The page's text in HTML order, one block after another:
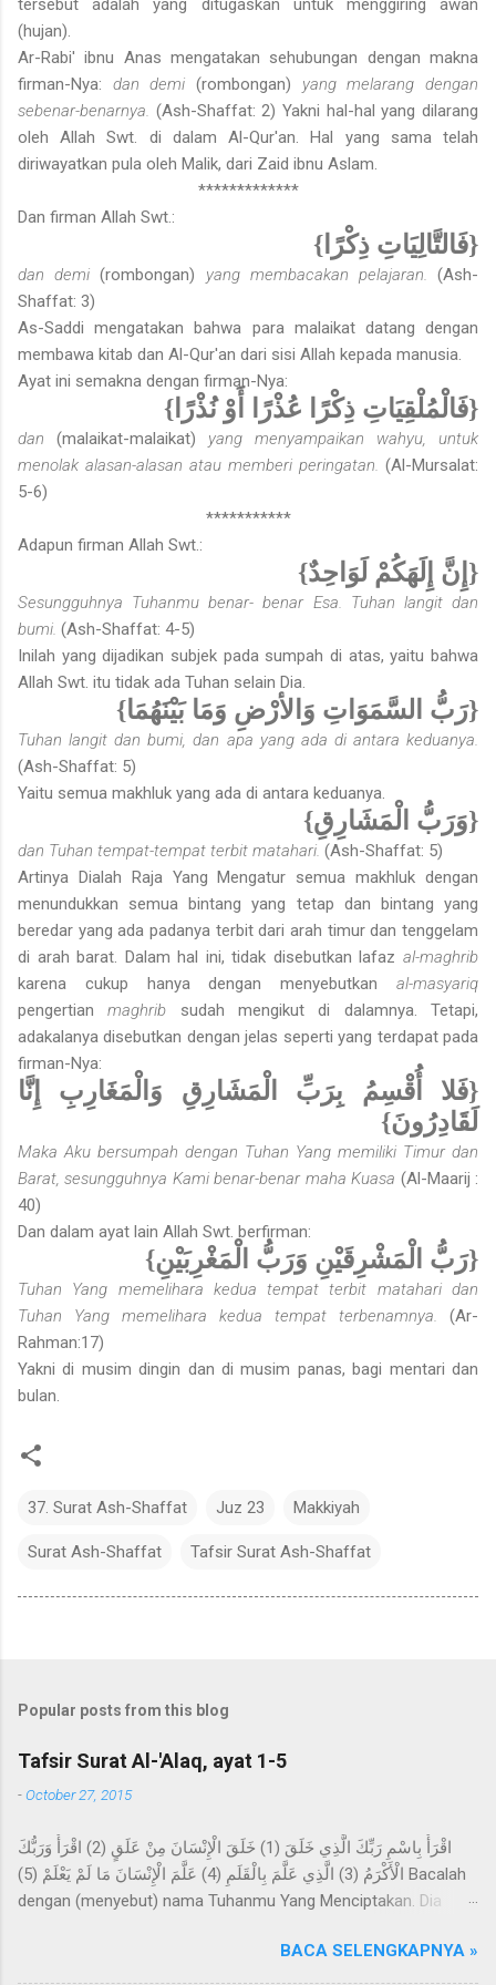
(hujan).
Ar-Rabi' ibnu Anas mengatakan sehubungan dengan makna
firman-Nya: dan demi(rombongan) yang melarang dengan
sebenar-benarnya. (Ash-Shaffat: 2) Yakni hal-hal yang dilarang
oleh Allah Swt. di dalam Al-Qur'an. Hal yang sama telah
diriwayatkan pula oleh Malik, dari Zaid ibnu Aslam.
*************
Dan firman Allah Swt.:
{فَالتَّالِيَاتِ ذِكْرًا}
dan demi(rombongan) yang membacakan pelajaran.(Ash-
Shaffat: 3)
As-Saddi mengatakan bahwa para malaikat datang dengan
membawa kitab dan Al-Qur'an dari sisi Allah kepada manusia.
Ayat ini semakna dengan firman-Nya:
{فَالْمُلْقِيَاتِ ذِكْرًا عُذْرًا أَوْ نُذْرًا}
dan (malaikat-malaikat) yang menyampaikan wahyu, untuk
menolak alasan-alasan atau memberi peringatan. (Al-Mursalat:
5-6)
***********
Adapun firman Allah Swt.:
{إِنَّ إِلَهَكُمْ لَوَاحِدٌ}
Sesungguhnya Tuhanmu benar- benar Esa. Tuhan langit dan
bumi. (Ash-Shaffat: 4-5)
Inilah yang dijadikan subjek pada sumpah di atas, yaitu bahwa
Allah Swt. itu tidak ada Tuhan selain Dia.
{رَبُّ السَّمَوَاتِ وَالأرْضِ وَمَا بَيْنَهُمَا}
Tuhan langit dan bumi, dan apa yang ada di antara keduanya.
(Ash-Shaffat: 5)
Yaitu semua makhluk yang ada di antara keduanya.
{وَرَبُّ الْمَشَارِقِ}
dan Tuhan tempat-tempat terbit matahari. (Ash-Shaffat: 5)
Artinya Dialah Raja Yang Mengatur semua makhluk dengan
menundukkan semua bintang yang tetap dan bintang yang
beredar yang ada padanya terbit dari arah timur dan tenggelam
di arah barat. Dalam hal ini, tidak disebutkan lafaz al-maghrib
karena cukup hanya dengan menyebutkan al-masyariq
pengertianmaghrib sudah mengikut di dalamnya. Tetapi,
adakalanya disebutkan dengan jelas seperti yang terdapat pada
firman-Nya:
{فَلا أُقْسِمُ بِرَبِّ الْمَشَارِقِ وَالْمَغَارِبِ إِنَّا
لَقَادِرُونَ}
Maka Aku bersumpah dengan Tuhan Yang memiliki Timur dan
Barat, sesungguhnya Kami benar-benar maha Kuasa (Al-Maarij :
40)
Dan dalam ayat lain Allah Swt. berfirman:
{رَبُّ الْمَشْرِقَيْنِ وَرَبُّ الْمَغْرِبَيْنِ}
Tuhan Yang memelihara kedua tempat terbit matahari dan
Tuhan Yang memelihara kedua tempat terbenamnya. (Ar-
Rahman:17)
Yakni di musim dingin dan di musim panas, bagi mentari dan
bulan.
37. Surat Ash-Shaffat Juz 23 Makkiyah
Surat Ash-Shaffat Tafsir Surat Ash-Shaffat
Popular posts from this blog
Tafsir Surat Al-'Alaq, ayat 1-5
-October 27, 2015
اقْرَأْ بِاسْمِ رَبِّكَ الَّذِي خَلَقَ (1) خَلَقَ الْإِنْسَانَ مِنْ عَلَقٍ (2) اقْرَأْ وَرَبُّكَ
الْأَكْرَمُ (3) الَّذِي عَلَّمَ بِالْقَلَمِ (4) عَلَّمَ الْإِنْسَانَ مَا لَمْ يَعْلَمْ (5) Bacalah
dengan (menyebut) nama Tuhanmu Yang Menciptakan. Dia
Tuhanmulah Yang Maha Pemurah, Yang mengajar (manusia)
dengan perantaraan qalam. Dia mengajarkan kepada manusia
BACA SELENGKAPNYA »